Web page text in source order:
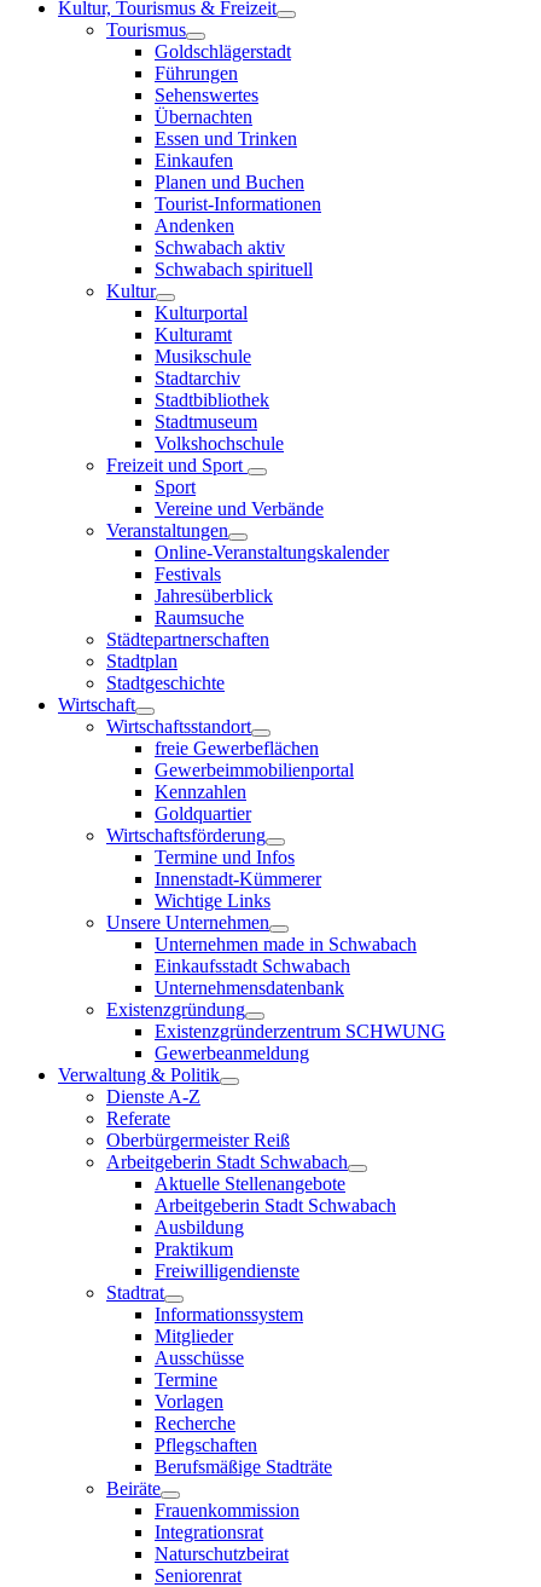
Kultur, Tourismus & Freizeit
Tourismus
Goldschlägerstadt
Führungen
Sehenswertes
Übernachten
Essen und Trinken
Einkaufen
Planen und Buchen
Tourist-Informationen
Andenken
Schwabach aktiv
Schwabach spirituell
Kultur
Kulturportal
Kulturamt
Musikschule
Stadtarchiv
Stadtbibliothek
Stadtmuseum
Volkshochschule
Freizeit und Sport
Sport
Vereine und Verbände
Veranstaltungen
Online-Veranstaltungskalender
Festivals
Jahresüberblick
Raumsuche
Städtepartnerschaften
Stadtplan
Stadtgeschichte
Wirtschaft
Wirtschaftsstandort
freie Gewerbeflächen
Gewerbeimmobilienportal
Kennzahlen
Goldquartier
Wirtschaftsförderung
Termine und Infos
Innenstadt-Kümmerer
Wichtige Links
Unsere Unternehmen
Unternehmen made in Schwabach
Einkaufsstadt Schwabach
Unternehmensdatenbank
Existenzgründung
Existenzgründerzentrum SCHWUNG
Gewerbeanmeldung
Verwaltung & Politik
Dienste A-Z
Referate
Oberbürgermeister Reiß
Arbeitgeberin Stadt Schwabach
Aktuelle Stellenangebote
Arbeitgeberin Stadt Schwabach
Ausbildung
Praktikum
Freiwilligendienste
Stadtrat
Informationssystem
Mitglieder
Ausschüsse
Termine
Vorlagen
Recherche
Pflegschaften
Berufsmäßige Stadträte
Beiräte
Frauenkommission
Integrationsrat
Naturschutzbeirat
Seniorenrat